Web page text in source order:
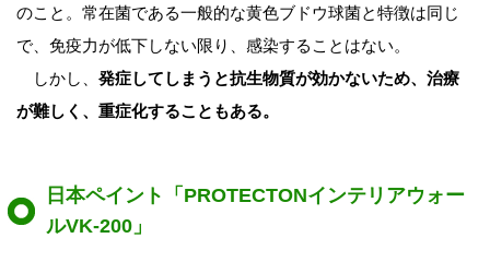
のこと。常在菌である一般的な黄色ブドウ球菌と特徴は同じ
で、免疫力が低下しない限り、感染することはない。
しかし、 発症してしまうと抗生物質が効かないため、治療
が難しく、重症化することもある。
日本ペイント「PROTECTONインテリアウォー
ルVK-200」